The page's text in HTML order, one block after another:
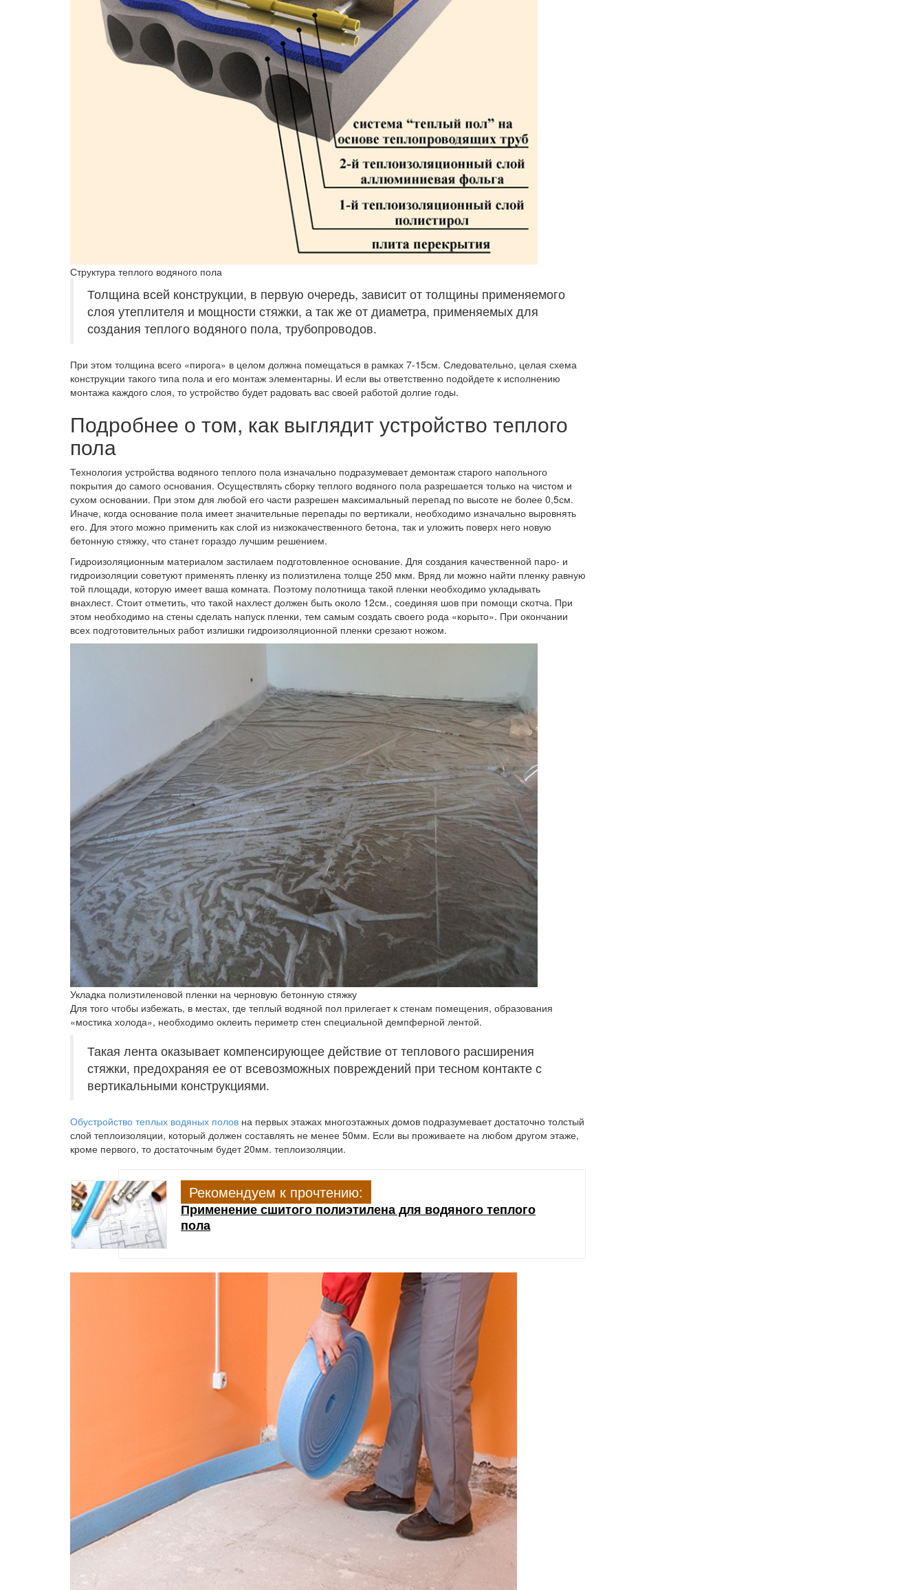
Структура теплого водяного пола
Толщина всей конструкции, в первую очередь, зависит от толщины применяемого
слоя утеплителя и мощности стяжки, а так же от диаметра, применяемых для
создания теплого водяного пола, трубопроводов.
При этом толщина всего «пирога» в целом должна помещаться в рамках 7-15см. Следовательно, целая схема
конструкции такого типа пола и его монтаж элементарны. И если вы ответственно подойдете к исполнению
монтажа каждого слоя, то устройство будет радовать вас своей работой долгие годы.
Подробнее о том, как выглядит устройство теплого
пола
Технология устройства водяного теплого пола изначально подразумевает демонтаж старого напольного
покрытия до самого основания. Осуществлять сборку теплого водяного пола разрешается только на чистом и
сухом основании. При этом для любой его части разрешен максимальный перепад по высоте не более 0,5см.
Иначе, когда основание пола имеет значительные перепады по вертикали, необходимо изначально выровнять
его. Для этого можно применить как слой из низкокачественного бетона, так и уложить поверх него новую
бетонную стяжку, что станет гораздо лучшим решением.
Гидроизоляционным материалом застилаем подготовленное основание. Для создания качественной паро- и
гидроизоляции советуют применять пленку из полиэтилена толще 250 мкм. Вряд ли можно найти пленку равную
той площади, которую имеет ваша комната. Поэтому полотнища такой пленки необходимо укладывать
внахлест. Стоит отметить, что такой нахлест должен быть около 12см., соединяя шов при помощи скотча. При
этом необходимо на стены сделать напуск пленки, тем самым создать своего рода «корыто». При окончании
всех подготовительных работ излишки гидроизоляционной пленки срезают ножом.
Укладка полиэтиленовой пленки на черновую бетонную стяжку
Для того чтобы избежать, в местах, где теплый водяной пол прилегает к стенам помещения, образования
«мостика холода», необходимо оклеить периметр стен специальной демпферной лентой.
Такая лента оказывает компенсирующее действие от теплового расширения
стяжки, предохраняя ее от всевозможных повреждений при тесном контакте с
вертикальными конструкциями.
Обустройство теплых водяных полов на первых этажах многоэтажных домов подразумевает достаточно толстый
слой теплоизоляции, который должен составлять не менее 50мм. Если вы проживаете на любом другом этаже,
кроме первого, то достаточным будет 20мм. теплоизоляции.
Рекомендуем к прочтению:
Применение сшитого полиэтилена для водяного теплого
пола